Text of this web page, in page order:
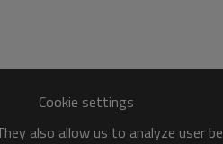
Cookie settings
also allow us to analyze user